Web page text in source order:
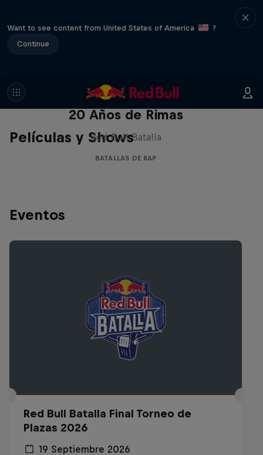
Want to see content from United States of America
?
Continue
Películas y Shows
Red Bull Batalla Nueva Historia:
20 Años de Rimas
Red Bull Batalla
BATALLAS DE RAP
Eventos
Red Bull Batalla Final Torneo de
Plazas 2026
19 Septiembre 2026